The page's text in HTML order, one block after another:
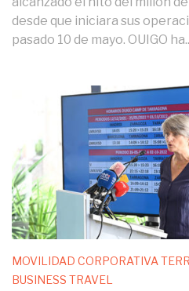
desde que iniciara sus
pasado 10 de mayo. OUIGO
MOVILIDAD CORPORATIVA
BUSINESS TRAVEL